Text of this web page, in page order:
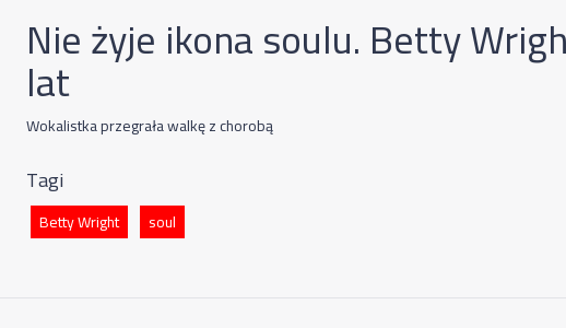
Nie żyje ikona soulu. Betty
lat
Wokalistka przegrała walkę z chorobą
Tagi
Betty Wright soul